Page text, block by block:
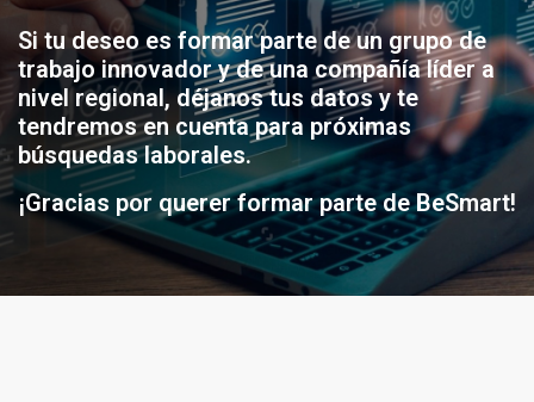
Si tu deseo es formar parte de un grupo de
trabajo innovador y de una compañía líder a
nivel regional, déjanos tus datos y te
tendremos en cuenta para próximas
búsquedas laborales.
¡Gracias por querer formar parte de BeSmart!